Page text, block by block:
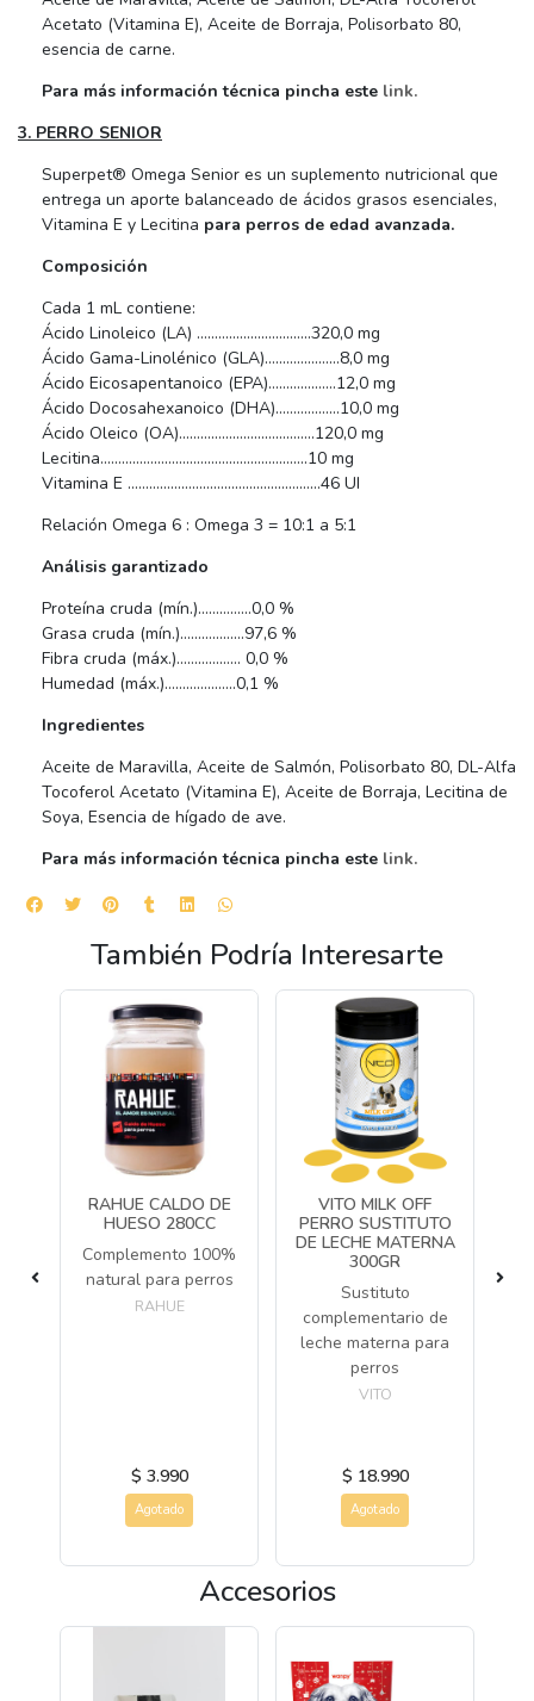
Acetato (Vitamina E), Aceite de Borraja, Polisorbato 80,
esencia de carne.
Para más información técnica pincha este link.
3. PERRO SENIOR
Superpet® Omega Senior es un suplemento nutricional que
entrega un aporte balanceado de ácidos grasos esenciales,
Vitamina E y Lecitina para perros de edad avanzada.
Composición
Cada 1 mL contiene:
Ácido Linoleico (LA) …………………………..320,0 mg
Ácido Gama-Linolénico (GLA)…………………8,0 mg
Ácido Eicosapentanoico (EPA)……………….12,0 mg
Ácido Docosahexanoico (DHA)………………10,0 mg
Ácido Oleico (OA)………………………………..120,0 mg
Lecitina………………………………………………….10 mg
Vitamina E ………………………………………………46 UI
Relación Omega 6 : Omega 3 = 10:1 a 5:1
Análisis garantizado
Proteína cruda (mín.)……………0,0 %
Grasa cruda (mín.)………………97,6 %
Fibra cruda (máx.)……………… 0,0 %
Humedad (máx.)………………..0,1 %
Ingredientes
Aceite de Maravilla, Aceite de Salmón, Polisorbato 80, DL-Alfa
Tocoferol Acetato (Vitamina E), Aceite de Borraja, Lecitina de
Soya, Esencia de hígado de ave.
Para más información técnica pincha este link.
También Podría Interesarte
RAHUE CALDO DE
HUESO 280CC
Complemento 100%
natural para perros
RAHUE
$ 3.990
Agotado
VITO MILK OFF
PERRO SUSTITUTO
DE LECHE MATERNA
300GR
Sustituto
complementario de
leche materna para
perros
VITO
$ 18.990
Agotado
Accesorios